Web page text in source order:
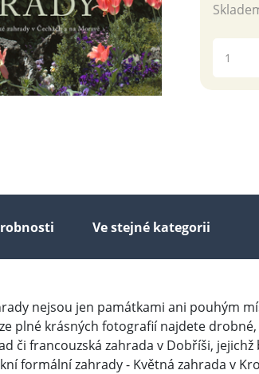
Ve stejné kategorii
nejsou jen památkami ani pouhým
plné krásných fotografií najdete
či francouzská zahrada v Dobříši,
formální zahrady - Květná zahrada v